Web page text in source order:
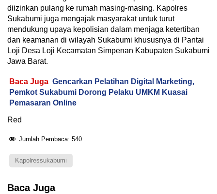
diizinkan pulang ke rumah masing-masing. Kapolres
Sukabumi juga mengajak masyarakat untuk turut
mendukung upaya kepolisian dalam menjaga ketertiban
dan keamanan di wilayah Sukabumi khususnya di Pantai
Loji Desa Loji Kecamatan Simpenan Kabupaten Sukabumi
Jawa Barat.
Baca Juga Gencarkan Pelatihan Digital Marketing,
Pemkot Sukabumi Dorong Pelaku UMKM Kuasai
Pemasaran Online
Red
Jumlah Pembaca: 540
Kapolressukabumi
Baca Juga